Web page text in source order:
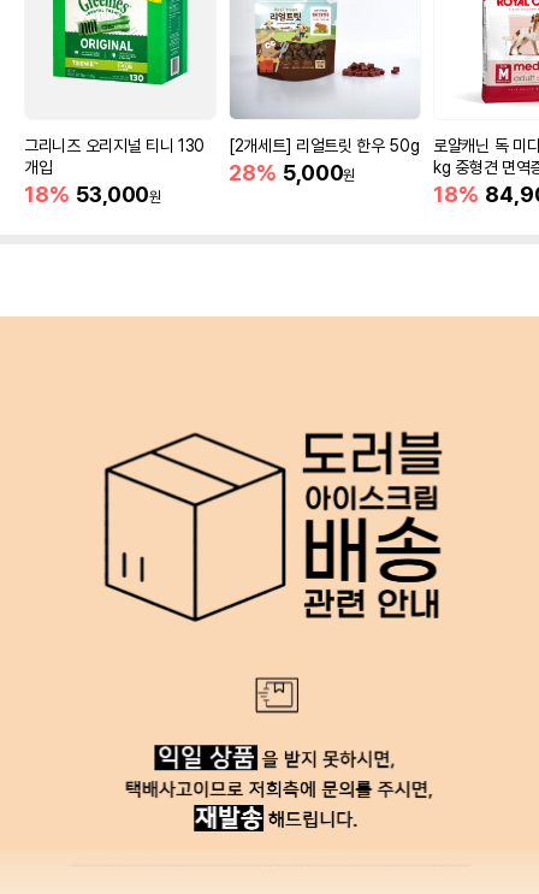
그리니즈 오리지널 티니 130
개입
18% 53,000원
[2개세트] 리얼트릿 한우 50g
28% 5,000원
로얄캐닌 독 미
kg 중형견 면역
18%